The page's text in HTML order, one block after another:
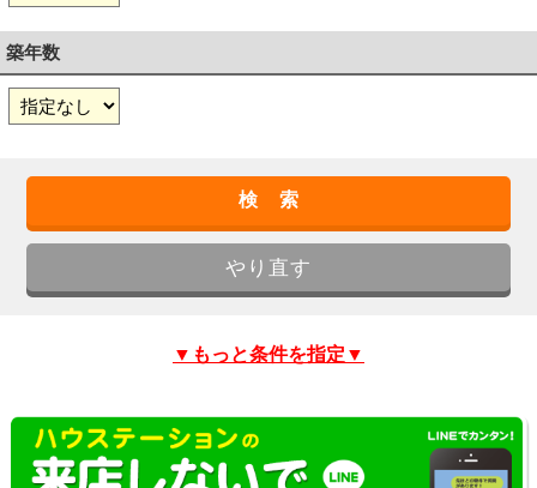
築年数
▼もっと条件を指定▼